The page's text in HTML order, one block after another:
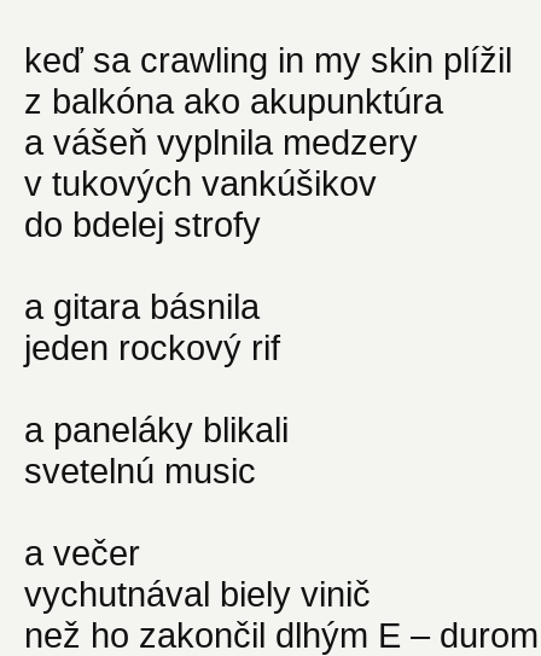
keď sa crawling in my skin plížil
z balkóna ako akupunktúra
a vášeň vyplnila medzery
v tukových vankúšikov
do bdelej strofy
a gitara básnila
jeden rockový rif
a paneláky blikali
svetelnú music
a večer
vychutnával biely vinič
než ho zakončil dlhým E –